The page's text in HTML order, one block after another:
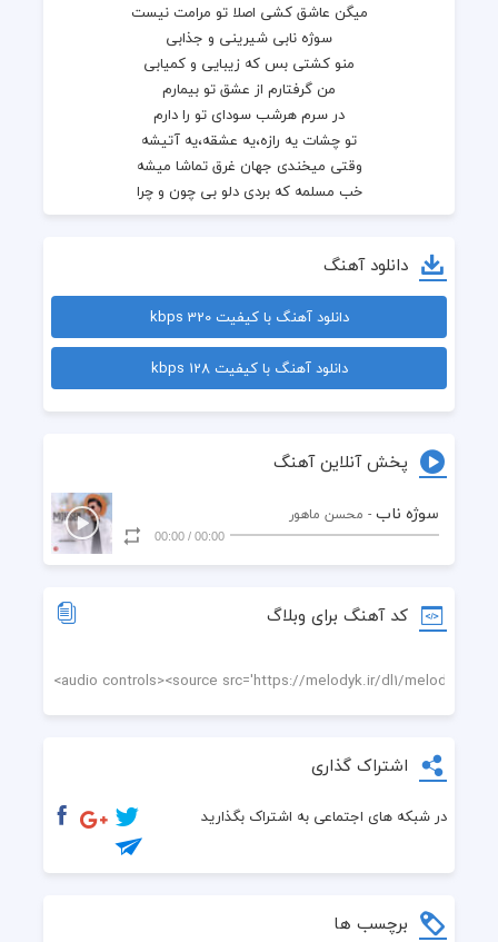
ناز نکن بسه دلم رفت یه نگاه کن تو به ما
دانلود آهنگ
دانلود آهنگ با کیفیت 320 kbps
دانلود آهنگ با کیفیت 128 kbps
پخش آنلاین آهنگ
سوژه ناب - محسن ماهور
00:00
/
00:00
کد آهنگ برای وبلاگ
اشتراک گذاری
در شبکه های اجتماعی به اشتراک بگذارید
برچسب ها